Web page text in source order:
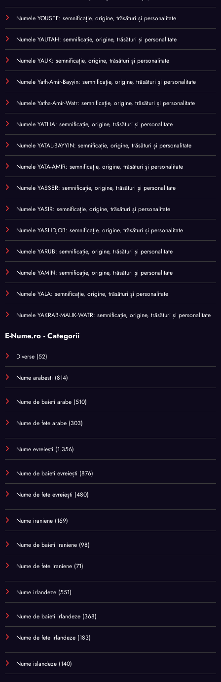
Numele YOUSEF: semnificație, origine, trăsături și personalitate
Numele YAUTAH: semnificație, origine, trăsături și personalitate
Numele YAUK: semnificație, origine, trăsături și personalitate
Numele Yath-Amir-Bayyin: semnificație, origine, trăsături și personalitate
Numele Yatha-Amir-Watr: semnificație, origine, trăsături și personalitate
Numele YATHA: semnificație, origine, trăsături și personalitate
Numele YATAL-BAYYIN: semnificație, origine, trăsături și personalitate
Numele YATA-AMIR: semnificație, origine, trăsături și personalitate
Numele YASSER: semnificație, origine, trăsături și personalitate
Numele YASIR: semnificație, origine, trăsături și personalitate
Numele YASHDJOB: semnificație, origine, trăsături și personalitate
Numele YARUB: semnificație, origine, trăsături și personalitate
Numele YAMIN: semnificație, origine, trăsături și personalitate
Numele YALA: semnificație, origine, trăsături și personalitate
Numele YAKRAB-MALIK-WATR: semnificație, origine, trăsături și personalitate
E-Nume.ro - Categorii
Diverse (52)
Nume arabesti (814)
Nume de baieti arabe (510)
Nume de fete arabe (303)
Nume evreiești (1.356)
Nume de baieti evreiești (876)
Nume de fete evreiești (480)
Nume iraniene (169)
Nume de baieti iraniene (98)
Nume de fete iraniene (71)
Nume irlandeze (551)
Nume de baieti irlandeze (368)
Nume de fete irlandeze (183)
Nume islandeze (140)